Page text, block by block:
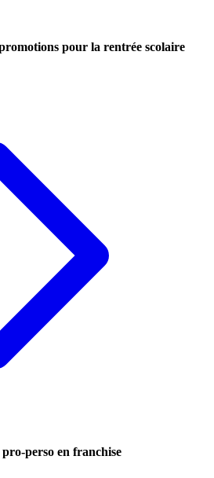
pour la rentrée scolaire
perso en franchise